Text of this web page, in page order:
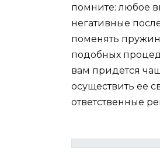
помните: любое
негативные
поменять
подобных
вам придется
осуществить ее
ответственные